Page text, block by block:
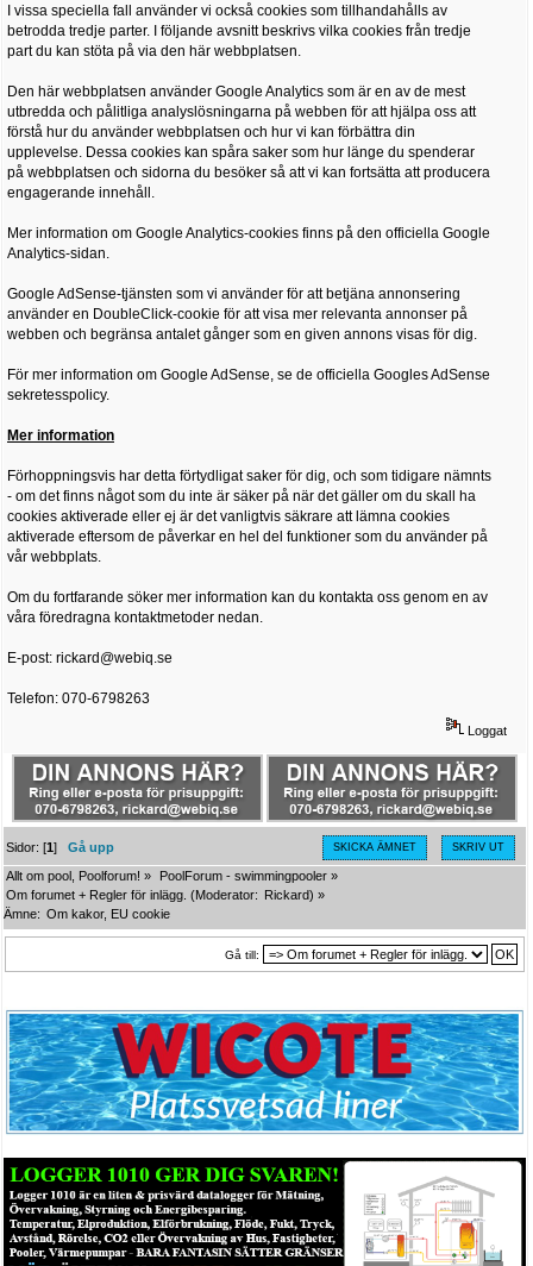
I vissa speciella fall använder vi också cookies som tillhandahålls av
betrodda tredje parter. I följande avsnitt beskrivs vilka cookies från tredje
part du kan stöta på via den här webbplatsen.
Den här webbplatsen använder Google Analytics som är en av de mest
utbredda och pålitliga analyslösningarna på webben för att hjälpa oss att
förstå hur du använder webbplatsen och hur vi kan förbättra din
upplevelse. Dessa cookies kan spåra saker som hur länge du spenderar
på webbplatsen och sidorna du besöker så att vi kan fortsätta att producera
engagerande innehåll.
Mer information om Google Analytics-cookies finns på den officiella Google
Analytics-sidan.
Google AdSense-tjänsten som vi använder för att betjäna annonsering
använder en DoubleClick-cookie för att visa mer relevanta annonser på
webben och begränsa antalet gånger som en given annons visas för dig.
För mer information om Google AdSense, se de officiella Googles AdSense
sekretesspolicy.
Mer information
Förhoppningsvis har detta förtydligat saker för dig, och som tidigare nämnts
- om det finns något som du inte är säker på när det gäller om du skall ha
cookies aktiverade eller ej är det vanligtvis säkrare att lämna cookies
aktiverade eftersom de påverkar en hel del funktioner som du använder på
vår webbplats.
Om du fortfarande söker mer information kan du kontakta oss genom en av
våra föredragna kontaktmetoder nedan.
E-post: rickard@webiq.se
Telefon: 070-6798263
Loggat
SKICKA ÄMNET SKRIV UT
Sidor: [1]Gå upp
Allt om pool, Poolforum! » PoolForum - swimmingpooler »
Om forumet + Regler för inlägg. (Moderator: Rickard) »
Ämne: Om kakor, EU cookie
Gå till: